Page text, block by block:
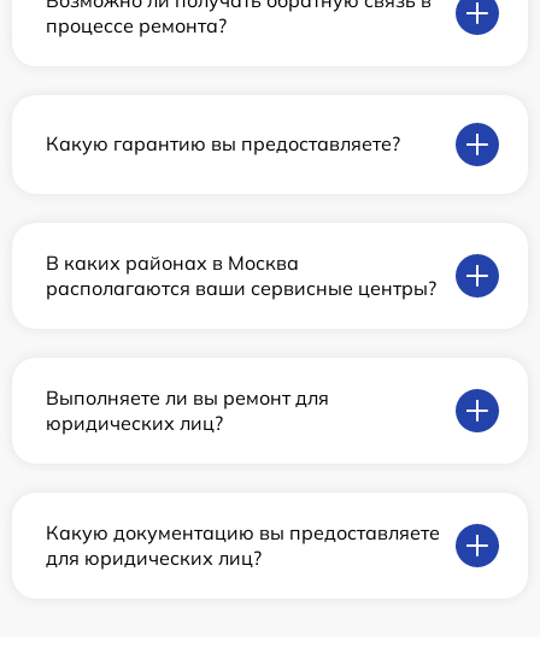
процессе ремонта?
Какую гарантию вы предоставляете?
В каких районах в Москва
располагаются ваши сервисные центры?
Выполняете ли вы ремонт для
юридических лиц?
Какую документацию вы предоставляете
для юридических лиц?